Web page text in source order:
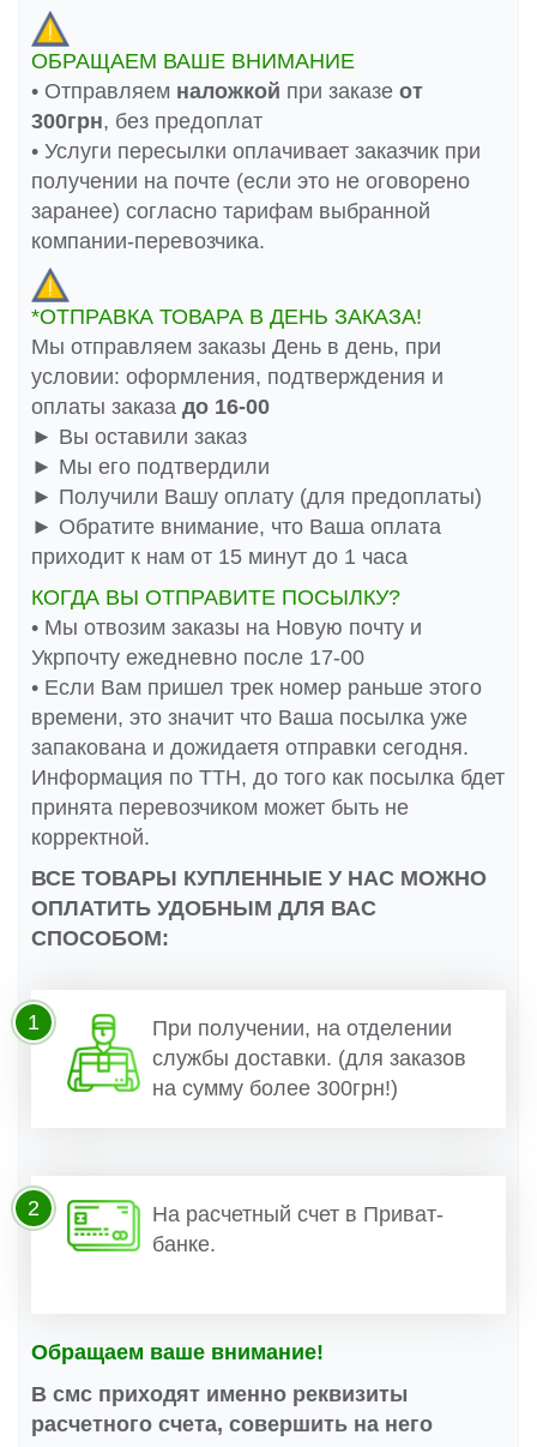
ОБРАЩАЕМ ВАШЕ ВНИМАНИЕ
• Отправляем наложкой при заказе от
300грн, без предоплат
• Услуги пересылки оплачивает заказчик при
получении на почте (если это не оговорено
заранее) согласно тарифам выбранной
компании-перевозчика.
*ОТПРАВКА ТОВАРА В ДЕНЬ ЗАКАЗА!
Мы отправляем заказы День в день, при
условии: оформления, подтверждения и
оплаты заказа до 16-00
► Вы оставили заказ
► Мы его подтвердили
► Получили Вашу оплату (для предоплаты)
► Обратите внимание, что Ваша оплата
приходит к нам от 15 минут до 1 часа
КОГДА ВЫ ОТПРАВИТЕ ПОСЫЛКУ?
• Мы отвозим заказы на Новую почту и
Укрпочту ежедневно после 17-00
• Если Вам пришел трек номер раньше этого
времени, это значит что Ваша посылка уже
запакована и дожидаетя отправки сегодня.
Информация по ТТН, до того как посылка бдет
принята перевозчиком может быть не
корректной.
ВСЕ ТОВАРЫ КУПЛЕННЫЕ У НАС МОЖНО
ОПЛАТИТЬ УДОБНЫМ ДЛЯ ВАС
СПОСОБОМ:
При получении, на отделении
службы доставки. (для заказов
на сумму более 300грн!)
1
На расчетный счет в Приват-
банке.
2
Обращаем ваше внимание!
В смс приходят именно реквизиты
расчетного счета, совершить на него